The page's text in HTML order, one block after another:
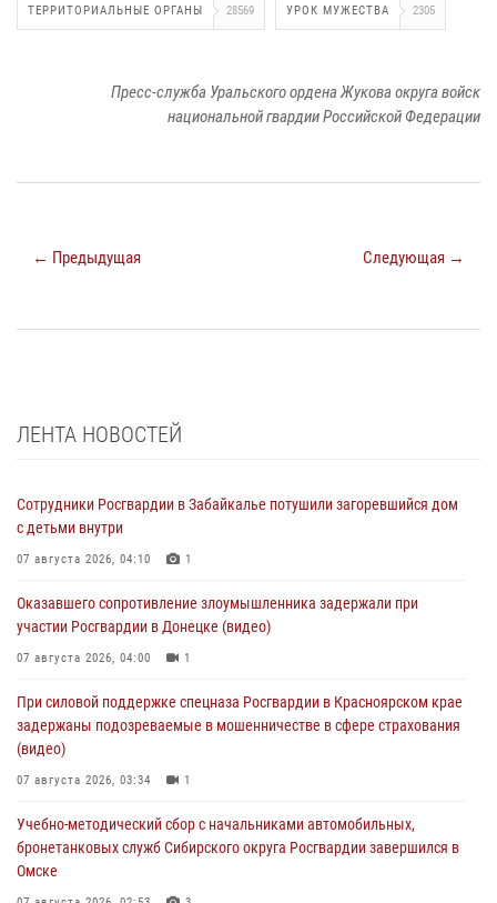
ТЕРРИТОРИАЛЬНЫЕ ОРГАНЫ 28569 УРОК МУЖЕСТВА 2305
Пресс-служба Уральского ордена Жукова округа войск
национальной гвардии Российской Федерации
← Предыдущая Следующая →
ЛЕНТА НОВОСТЕЙ
Сотрудники Росгвардии в Забайкалье потушили загоревшийся дом
с детьми внутри
07 августа 2026, 04:10 1
Оказавшего сопротивление злоумышленника задержали при
участии Росгвардии в Донецке (видео)
07 августа 2026, 04:00 1
При силовой поддержке спецназа Росгвардии в Красноярском крае
задержаны подозреваемые в мошенничестве в сфере страхования
(видео)
07 августа 2026, 03:34 1
Учебно-методический сбор с начальниками автомобильных,
бронетанковых служб Сибирского округа Росгвардии завершился в
Омске